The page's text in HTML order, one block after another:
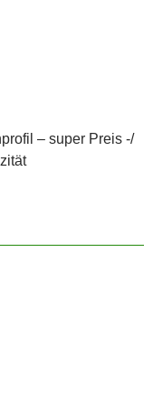
– super Preis -/